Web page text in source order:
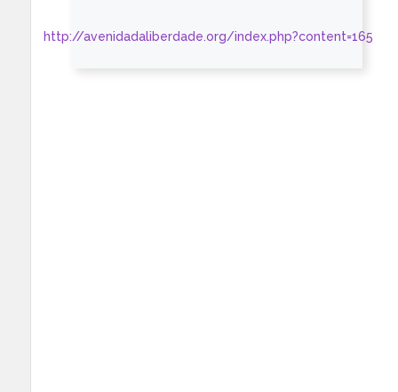
http://avenidadaliberdade.org/index.php?content=165